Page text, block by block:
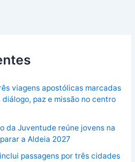
viagens apostólicas marcadas
paz e missão no centro
da Juventude reúne jovens na
a Aldeia 2027
passagens por três cidades